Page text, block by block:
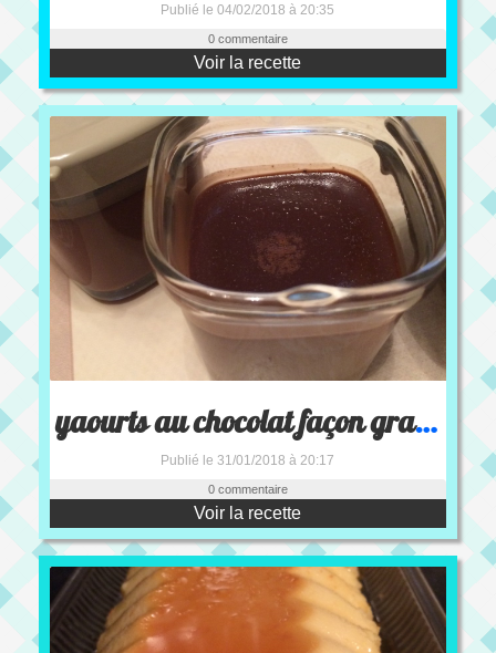
Publié le 04/02/2018 à 20:35
0 commentaire
Voir la recette
yaourts au chocolat façon grand -mère a la multi délices
Publié le 31/01/2018 à 20:17
0 commentaire
Voir la recette